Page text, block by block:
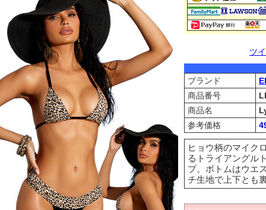
ツ
ブランド
商品番号
商品名
参考価格
ヒョウ柄のマイク
るトライアングル
プ。ボトムはウエ
チ生地で上下とも